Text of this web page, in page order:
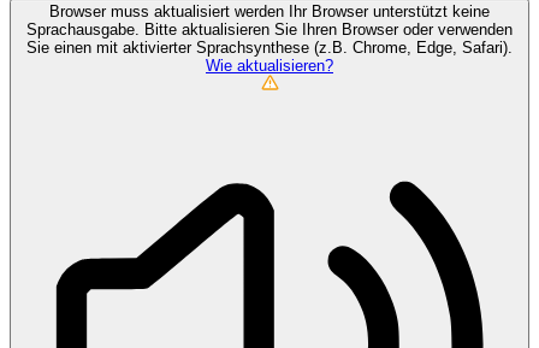
Browser muss aktualisiert werden Ihr Browser unterstützt keine
Sprachausgabe. Bitte aktualisieren Sie Ihren Browser oder verwenden
Sie einen mit aktivierter Sprachsynthese (z.B. Chrome, Edge, Safari).
Wie aktualisieren?